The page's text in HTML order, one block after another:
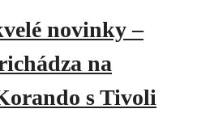
novinky –
na
s Tivoli